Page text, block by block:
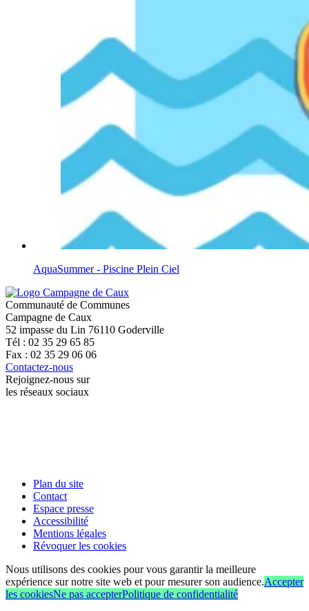
AquaSummer - Piscine Plein Ciel
Communauté de Communes
Campagne de Caux
52 impasse du Lin 76110 Goderville
Tél : 02 35 29 65 85
Fax : 02 35 29 06 06
Contactez-nous
Rejoignez-nous sur
les réseaux sociaux
Plan du site
Contact
Espace presse
Accessibilité
Mentions légales
Révoquer les cookies
Nous utilisons des cookies pour vous garantir la meilleure
expérience sur notre site web et pour mesurer son audience.Accepter
les cookiesNe pas accepterPolitique de confidentialité